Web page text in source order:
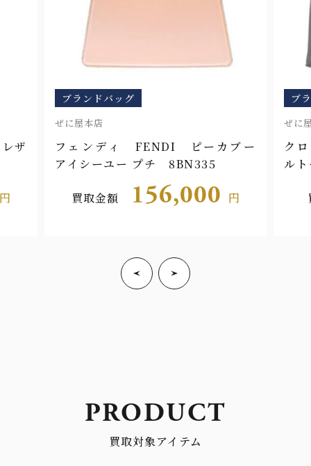
ザ
ブランドバッグ
ぜに屋本店
フェンディ FENDI ピーカブー
アイシーユー プチ 8BN335
買取金額 156,000 円
ブ
ぜに
ク
ル
PRODUCT
買取対象アイテム